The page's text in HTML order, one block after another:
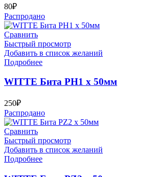
80₽
Распродано
Сравнить
Быстрый просмотр
Добавить в список желаний
Подробнее
WITTE Бита PH1 х 50мм
250₽
Распродано
Сравнить
Быстрый просмотр
Добавить в список желаний
Подробнее